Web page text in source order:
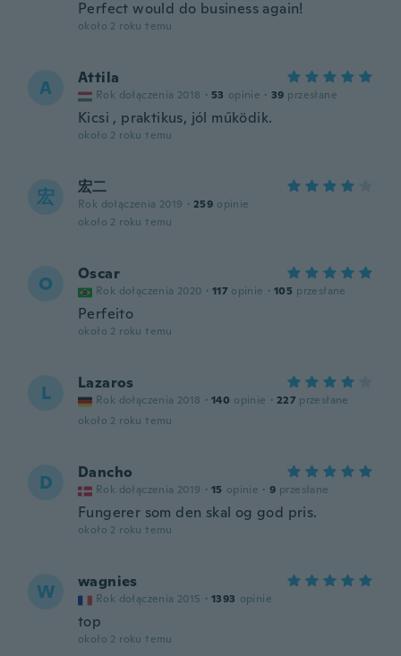
Perfect would do business again!
około 2 roku temu
A Attila
Rok dołączenia 2018 · 53 opinie · 39 przesłane
Kicsi , praktikus, jól működik.
około 2 roku temu
宏 宏二
Rok dołączenia 2019 · 259 opinie
około 2 roku temu
O Oscar
Rok dołączenia 2020 · 117 opinie · 105 przesłane
Perfeito
około 2 roku temu
L Lazaros
Rok dołączenia 2018 · 140 opinie · 227 przesłane
około 2 roku temu
D Dancho
Rok dołączenia 2019 · 15 opinie · 9 przesłane
Fungerer som den skal og god pris.
około 2 roku temu
W wagnies
Rok dołączenia 2015 · 1393 opinie
top
około 2 roku temu